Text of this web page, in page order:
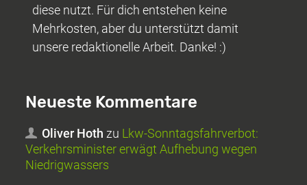
diese nutzt. Für dich entstehen keine
Mehrkosten, aber du unterstützt damit
unsere redaktionelle Arbeit. Danke! :)
Neueste Kommentare
Oliver Hoth zu Lkw-Sonntagsfahrverbot:
Verkehrsminister erwägt Aufhebung wegen
Niedrigwassers